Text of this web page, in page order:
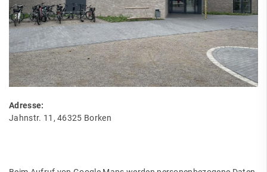
Adresse:
Jahnstr. 11, 46325 Borken